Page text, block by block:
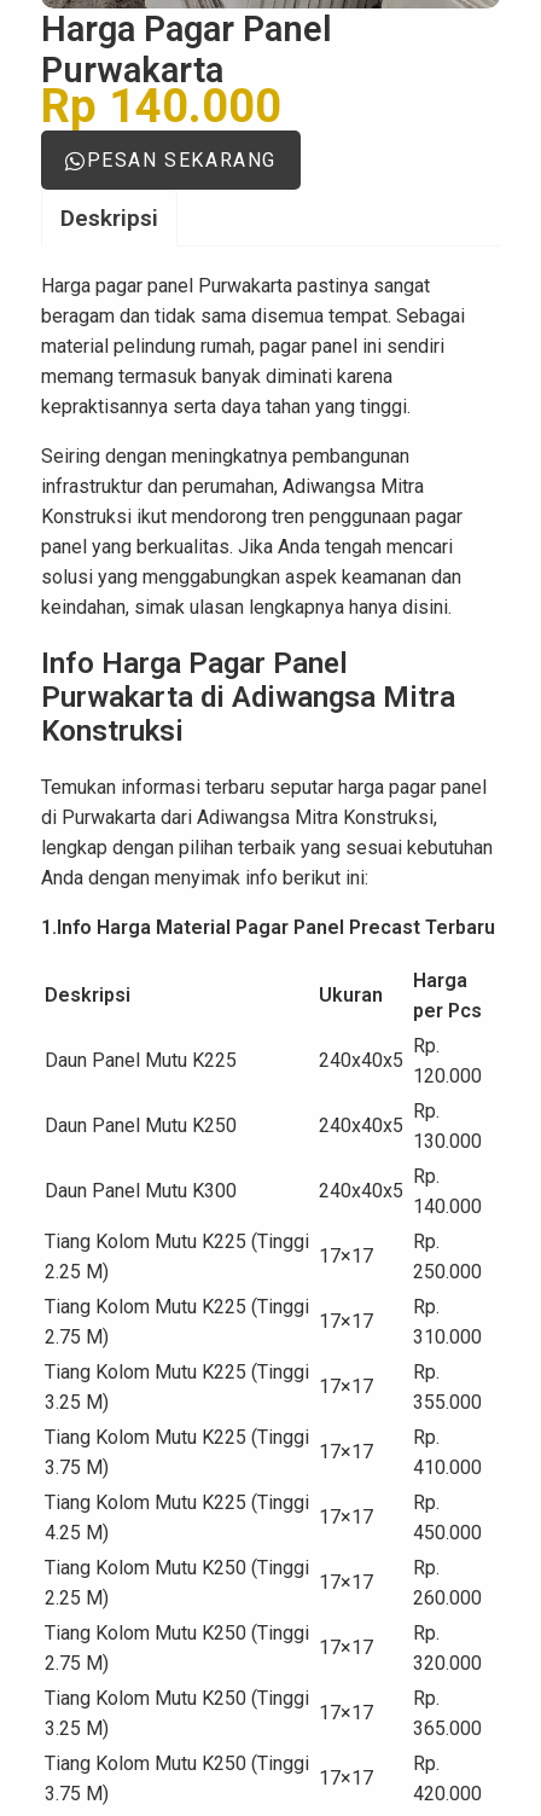
Harga Pagar Panel
Purwakarta
Rp 140.000
PESAN SEKARANG
Deskripsi
Harga pagar panel Purwakarta pastinya sangat
beragam dan tidak sama disemua tempat. Sebagai
material pelindung rumah, pagar panel ini sendiri
memang termasuk banyak diminati karena
kepraktisannya serta daya tahan yang tinggi.
Seiring dengan meningkatnya pembangunan
infrastruktur dan perumahan, Adiwangsa Mitra
Konstruksi ikut mendorong tren penggunaan pagar
panel yang berkualitas. Jika Anda tengah mencari
solusi yang menggabungkan aspek keamanan dan
keindahan, simak ulasan lengkapnya hanya disini.
Info Harga Pagar Panel
Purwakarta di Adiwangsa Mitra
Konstruksi
Temukan informasi terbaru seputar harga pagar panel
di Purwakarta dari Adiwangsa Mitra Konstruksi,
lengkap dengan pilihan terbaik yang sesuai kebutuhan
Anda dengan menyimak info berikut ini:
1.Info Harga Material Pagar Panel Precast Terbaru
Deskripsi Ukuran
Harga
per Pcs
Daun Panel Mutu K225 240x40x5
Rp.
120.000
Daun Panel Mutu K250 240x40x5
Rp.
130.000
Daun Panel Mutu K300 240x40x5
Rp.
140.000
Tiang Kolom Mutu K225 (Tinggi
2.25 M)
17×17
Rp.
250.000
Tiang Kolom Mutu K225 (Tinggi
2.75 M)
17×17
Rp.
310.000
Tiang Kolom Mutu K225 (Tinggi
3.25 M)
17×17
Rp.
355.000
Tiang Kolom Mutu K225 (Tinggi
3.75 M)
17×17
Rp.
410.000
Tiang Kolom Mutu K225 (Tinggi
4.25 M)
17×17
Rp.
450.000
Tiang Kolom Mutu K250 (Tinggi
2.25 M)
17×17
Rp.
260.000
Tiang Kolom Mutu K250 (Tinggi
2.75 M)
17×17
Rp.
320.000
Tiang Kolom Mutu K250 (Tinggi
3.25 M)
17×17
Rp.
365.000
Tiang Kolom Mutu K250 (Tinggi
3.75 M)
17×17
Rp.
420.000